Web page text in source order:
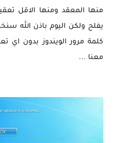
منها المعقد ومنها الاقل
يفلح ولكن اليوم باذن الله
كلمة مرور الويندوز بدون اي
معنا ...